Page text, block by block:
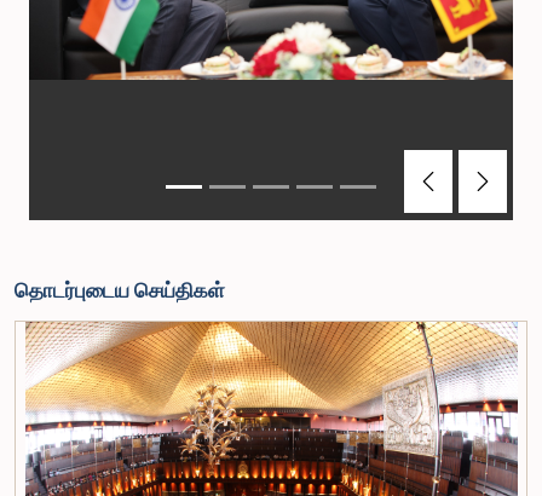
PreviousNext
தொடர்புடைய செய்திகள்